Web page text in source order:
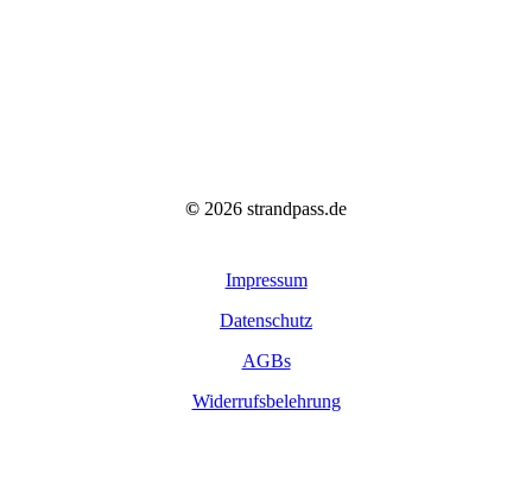
© 2026 strandpass.de
Impressum
Datenschutz
AGBs
Widerrufsbelehrung